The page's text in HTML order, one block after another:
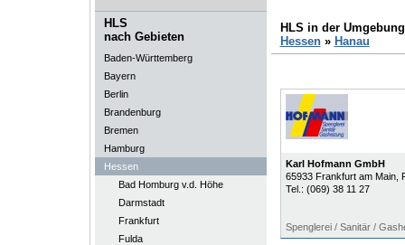
HLS
nach Gebieten
Baden-Württemberg
Bayern
Berlin
Brandenburg
Bremen
Hamburg
Hessen
Bad Homburg v.d. Höhe
Darmstadt
Frankfurt
Fulda
HLS in der
Hessen» Hanau
Karl Hofmann GmbH
65933 Frankfurt am Main,
Tel.: (069) 38 11 27
Spenglerei / Sanitär /